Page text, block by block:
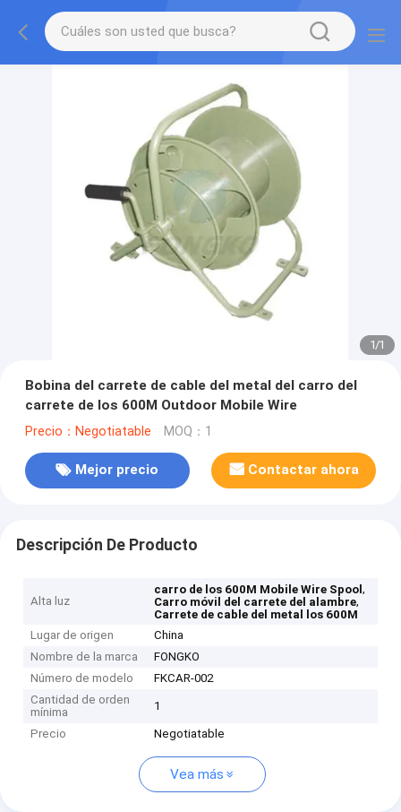
1/1
Bobina del carrete de cable del metal del carro del
carrete de los 600M Outdoor Mobile Wire
Precio：Negotiatable MOQ：1
Mejor precio Contactar ahora
Descripción De Producto
Alta luz
carro de los 600M Mobile Wire Spool,
Carro móvil del carrete del alambre,
Carrete de cable del metal los 600M
Lugar de origen
China
Nombre de la marca
FONGKO
Número de modelo
FKCAR-002
Cantidad de orden
mínima
1
Precio Negotiatable
Vea más